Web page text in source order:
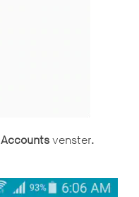
Accounts venster.